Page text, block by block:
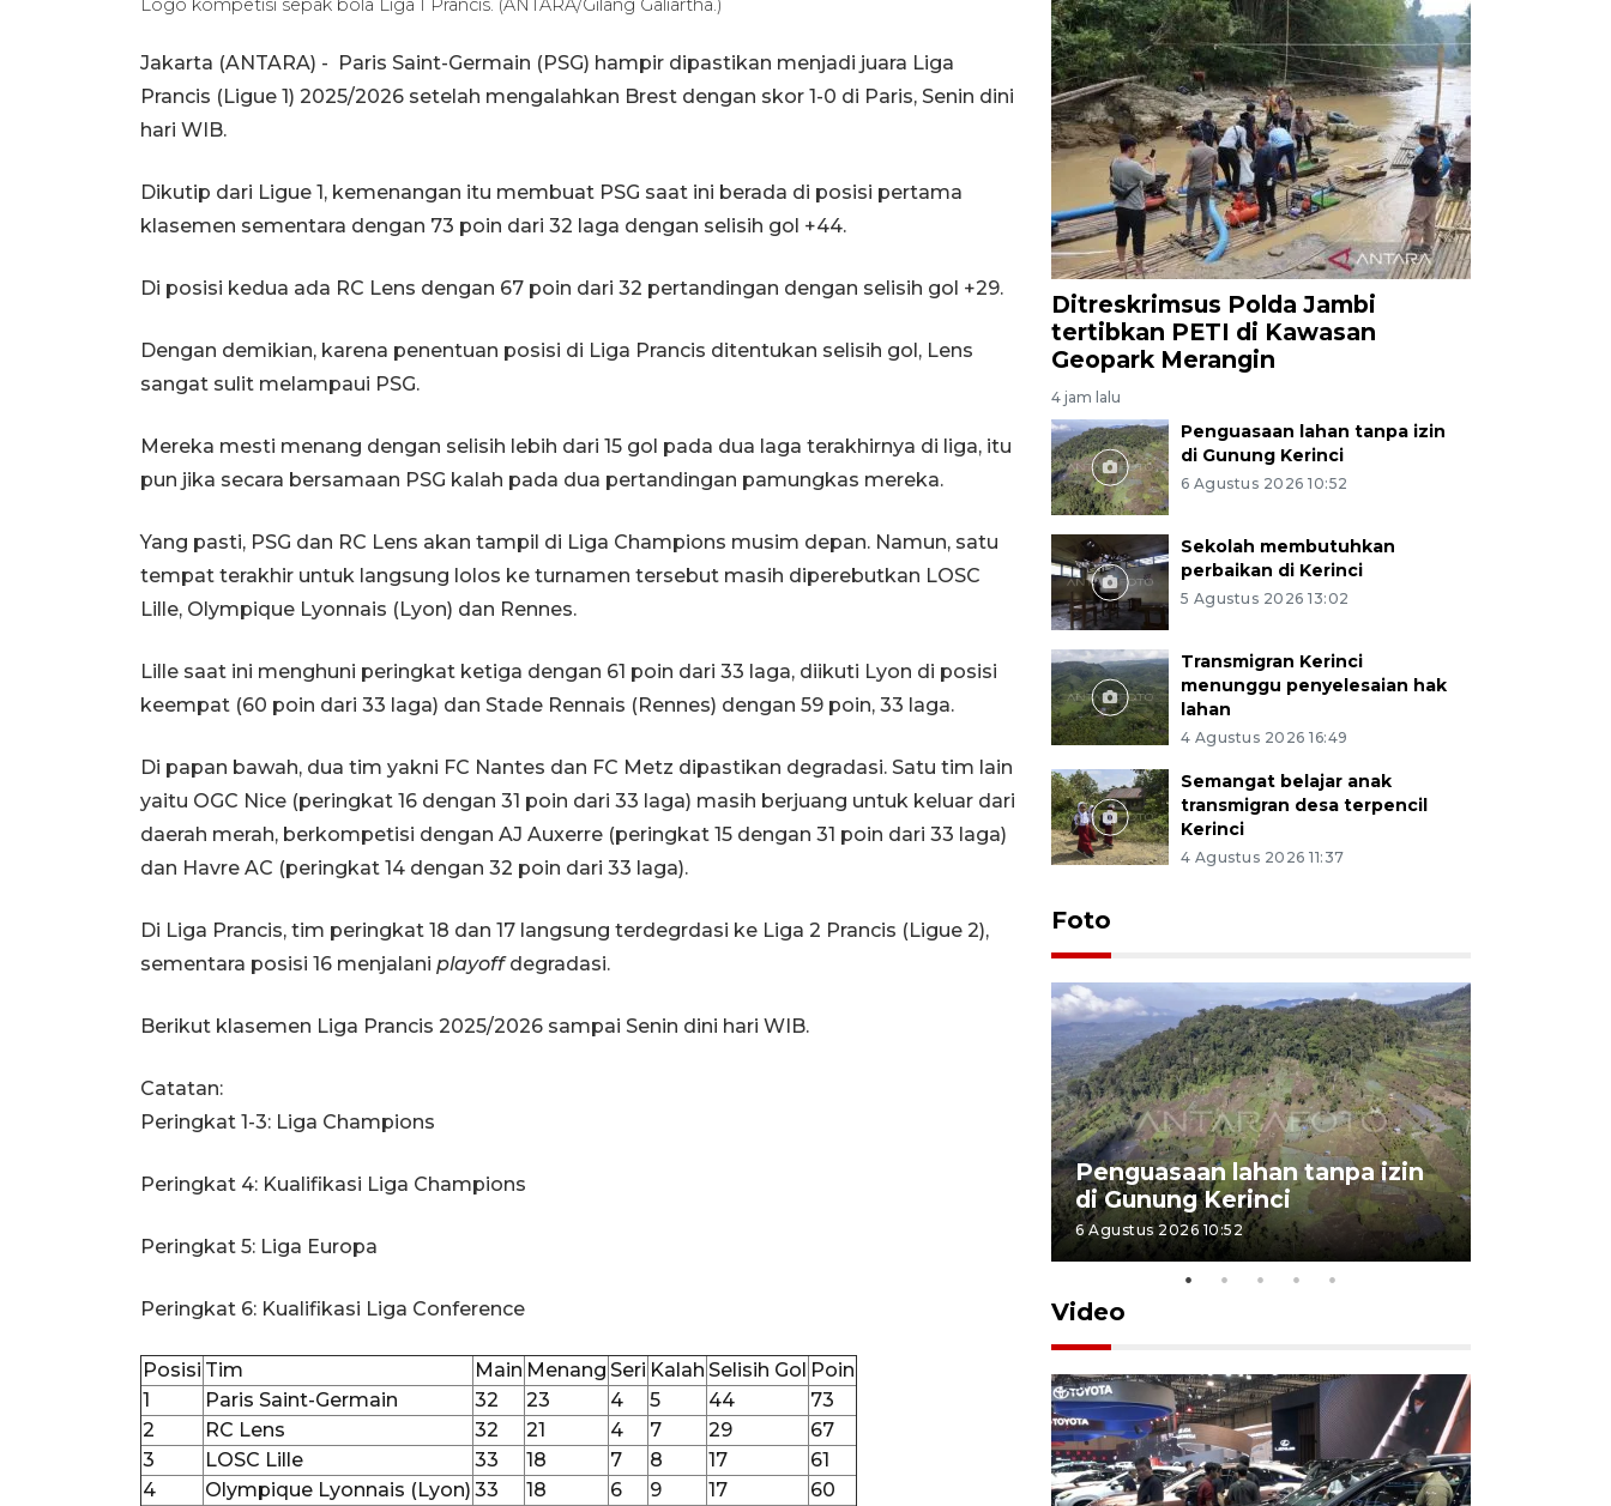
Logo kompetisi sepak bola Liga 1 Prancis. (ANTARA/Gilang Galiartha.)
Jakarta (ANTARA) - Paris Saint-Germain (PSG) hampir dipastikan menjadi juara Liga
Prancis (Ligue 1) 2025/2026 setelah mengalahkan Brest dengan skor 1-0 di Paris, Senin dini
hari WIB.
Dikutip dari Ligue 1, kemenangan itu membuat PSG saat ini berada di posisi pertama
klasemen sementara dengan 73 poin dari 32 laga dengan selisih gol +44.
Di posisi kedua ada RC Lens dengan 67 poin dari 32 pertandingan dengan selisih gol +29.
Dengan demikian, karena penentuan posisi di Liga Prancis ditentukan selisih gol, Lens
sangat sulit melampaui PSG.
Mereka mesti menang dengan selisih lebih dari 15 gol pada dua laga terakhirnya di liga, itu
pun jika secara bersamaan PSG kalah pada dua pertandingan pamungkas mereka.
Yang pasti, PSG dan RC Lens akan tampil di Liga Champions musim depan. Namun, satu
tempat terakhir untuk langsung lolos ke turnamen tersebut masih diperebutkan LOSC
Lille, Olympique Lyonnais (Lyon) dan Rennes.
Lille saat ini menghuni peringkat ketiga dengan 61 poin dari 33 laga, diikuti Lyon di posisi
keempat (60 poin dari 33 laga) dan Stade Rennais (Rennes) dengan 59 poin, 33 laga.
Di papan bawah, dua tim yakni FC Nantes dan FC Metz dipastikan degradasi. Satu tim lain
yaitu OGC Nice (peringkat 16 dengan 31 poin dari 33 laga) masih berjuang untuk keluar dari
daerah merah, berkompetisi dengan AJ Auxerre (peringkat 15 dengan 31 poin dari 33 laga)
dan Havre AC (peringkat 14 dengan 32 poin dari 33 laga).
Di Liga Prancis, tim peringkat 18 dan 17 langsung terdegrdasi ke Liga 2 Prancis (Ligue 2),
sementara posisi 16 menjalani playoffdegradasi.
Berikut klasemen Liga Prancis 2025/2026 sampai Senin dini hari WIB.
Catatan:
Peringkat 1-3: Liga Champions
Peringkat 4: Kualifikasi Liga Champions
Peringkat 5: Liga Europa
Peringkat 6: Kualifikasi Liga Conference
Posisi Tim Main Menang Seri Kalah Selisih Gol Poin
1
Paris Saint-Germain 32 23 4 5 44
73
2
RC Lens 32 21 4 7 29
67
3
LOSC Lille 33 18 7 8 17
61
4
Olympique Lyonnais (Lyon) 33 18 6 9 17
60
Ditreskrimsus Polda Jambi
tertibkan PETI di Kawasan
Geopark Merangin
4 jam lalu
Penguasaan lahan tanpa izin
di Gunung Kerinci
6 Agustus 2026 10:52
Sekolah membutuhkan
perbaikan di Kerinci
5 Agustus 2026 13:02
Transmigran Kerinci
menunggu penyelesaian hak
lahan
4 Agustus 2026 16:49
Semangat belajar anak
transmigran desa terpencil
Kerinci
4 Agustus 2026 11:37
Foto
Penguasaan lahan tanpa izin
di Gunung Kerinci
6 Agustus 2026 10:52
Video